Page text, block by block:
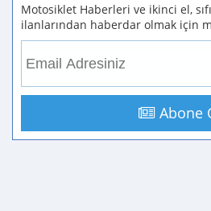
Motosiklet Haberleri ve ikinci el,
ilanlarından haberdar olmak için
Abone